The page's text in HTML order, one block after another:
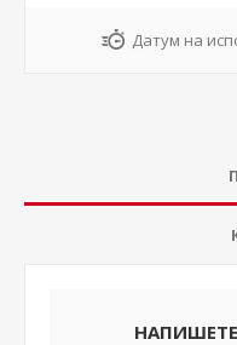
Датум на